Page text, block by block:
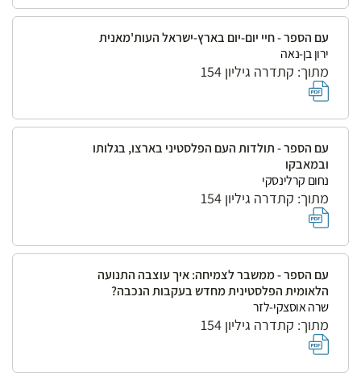
עם הספר - חיי יום-יום בארץ-ישראל העות'מאנית
ירון בן-נאה
מתוך: קתדרה גיליון 154
עם הספר - תולדות העם הפלסטיני בארצו, בגלותו
ובמאבקו
נחום קרלינסקי
מתוך: קתדרה גיליון 154
עם הספר - ממשבר לצמיחה: איך עוצבה התנועה
הלאומית הפלסטינית מחדש בעקבות הנכבה?
שרה אוסצקי-לזר
מתוך: קתדרה גיליון 154